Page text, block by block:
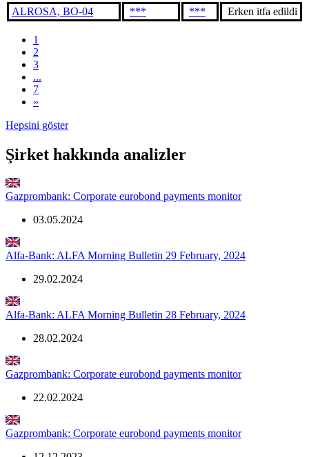
ALROSA, BO-04
*** *** Erken itfa edildi
1
2
3
...
7
»
Hepsini göster
Şirket hakkında analizler
Gazprombank: Corporate eurobond payments monitor
03.05.2024
Alfa-Bank: ALFA Morning Bulletin 29 February, 2024
29.02.2024
Alfa-Bank: ALFA Morning Bulletin 28 February, 2024
28.02.2024
Gazprombank: Corporate eurobond payments monitor
22.02.2024
Gazprombank: Corporate eurobond payments monitor